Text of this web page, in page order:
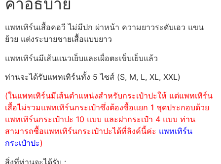
แพทเทิร์นเสื้อคอวี ไม่มีปก ผ่าหน้า ความยาวระดับเอว แขน
ย้วย แต่งระบายชายเสื้อแบบยาว
แพทเทิร์นมีเส้นแนวเย็บและเผื่อตะเข็บเย็บแล้ว
ท่านจะได้รับแพทเทิร์นทั้ง 5 ไซส์ (S, M, L, XL, XXL)
(ในแพทเทิร์นมีเส้นตำแหน่งสำหรับกระเป๋าปะให้ แต่แพทเทิร์น
เสื้อไม่รวมแพทเทิร์นกระเป๋าซึ่งต้องซื้อแยก 1 ชุดประกอบด้วย
แพทเทิร์นกระเป๋าปะ 10 แบบ และฝากระเป๋า 4 แบบ ท่าน
สามารถซื้อแพทเทิร์นกระเป๋าปะได้ที่ลิงค์นี้ค่ะ แพทเทิร์น
กระเป๋าปะ)
สิ่งที่ท่านจะได้รับ :